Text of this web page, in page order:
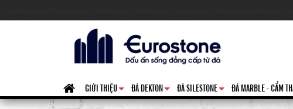
+
GIỚI THIỆU
+
ĐÁ DEKTON
+
ĐÁ SILESTONE ĐÁ MARBLE - CẨM